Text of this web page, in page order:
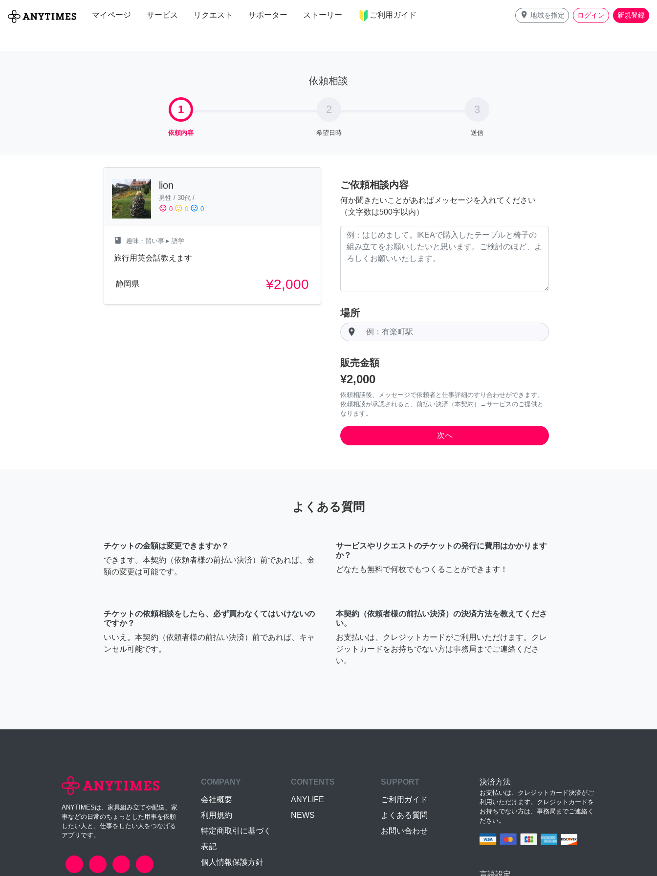
マイページ サービス リクエスト サポーター ストーリー ご利用ガイド place 地域を指定 ログイン 新規登録
全て 修理・組立 家事 引っ越し インテリア 趣味・習い事 ペット 料理
依頼相談
1
依頼内容
2
希望日時
3
送信
lion
男性 / 30代 /
sentiment_satisfied 0 sentiment_neutral 0 sentiment_dissatisfied 0
class 趣味・習い事 ▸ 語学
旅行用英会話教えます
静岡県 ¥2,000
ご依頼相談内容
何か聞きたいことがあればメッセージを入れてください
（文字数は500字以内）
場所
room
販売金額
¥2,000
依頼相談後、メッセージで依頼者と仕事詳細のすり合わせができます。
依頼相談が承認されると、前払い決済（本契約）→サービスのご提供と
なります。
よくある質問
チケットの金額は変更できますか？
できます。本契約（依頼者様の前払い決済）前であれば、金
額の変更は可能です。
サービスやリクエストのチケットの発行に費用はかかります
か？
どなたも無料で何枚でもつくることができます！
チケットの依頼相談をしたら、必ず買わなくてはいけないの
ですか？
いいえ。本契約（依頼者様の前払い決済）前であれば、キャ
ンセル可能です。
本契約（依頼者様の前払い決済）の決済方法を教えてくださ
い。
お支払いは、クレジットカードがご利用いただけます。クレ
ジットカードをお持ちでない方は事務局までご連絡くださ
い。
ANYTIMESは、家具組み立てや配送、家
事などの日常のちょっとした用事を依頼
したい人と、仕事をしたい人をつなげる
アプリです。
COMPANY
会社概要
利用規約
特定商取引に基づく
表記
個人情報保護方針
CONTENTS
ANYLIFE
NEWS
SUPPORT
ご利用ガイド
よくある質問
お問い合わせ
決済方法
お支払いは、クレジットカード決済がご
利用いただけます。クレジットカードを
お持ちでない方は、事務局までご連絡く
ださい。
言語設定